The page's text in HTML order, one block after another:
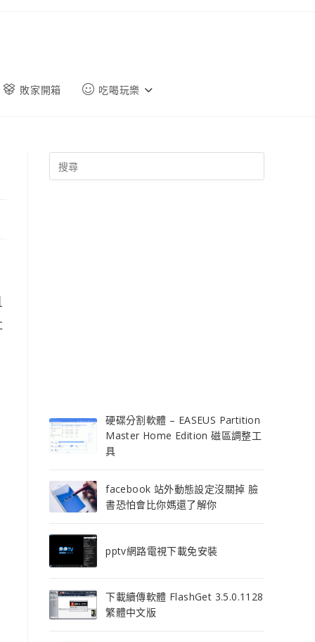
敗家開箱 吃喝玩樂
硬碟分割軟體 – EASEUS Partition
Master Home Edition 磁區調整工
具
facebook 站外動態設定沒關掉 臉
書恐怕會比你媽還了解你
pptv網路電視下載免安裝
下載續傳軟體 FlashGet 3.5.0.1128
繁體中文版